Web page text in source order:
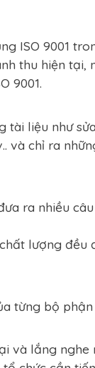
ISO 9001
thu hiện
9001.
tài liệu như
và chỉ ra
ra nhiều
lượng
từng bộ
và lắng